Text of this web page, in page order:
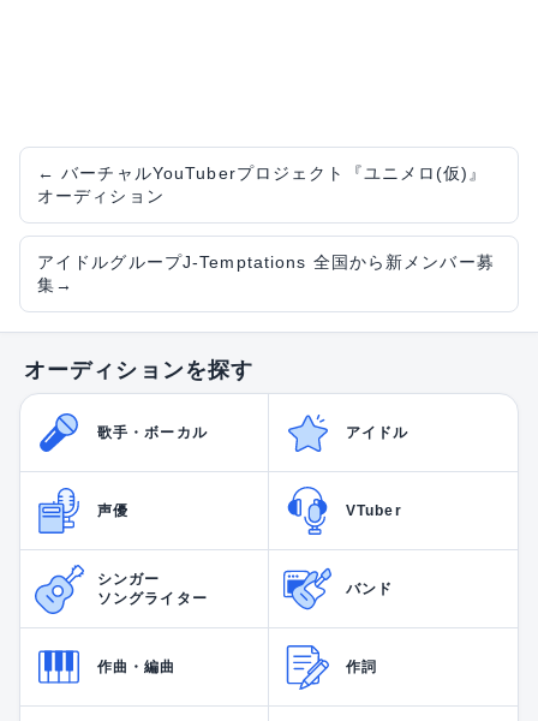
← バーチャルYouTuberプロジェクト『ユニメロ(仮)』
オーディション
アイドルグループJ-Temptations 全国から新メンバー募
集→
オーディションを探す
歌手・ボーカル アイドル
声優 VTuber
シンガー
ソングライター
バンド
作曲・編曲 作詞